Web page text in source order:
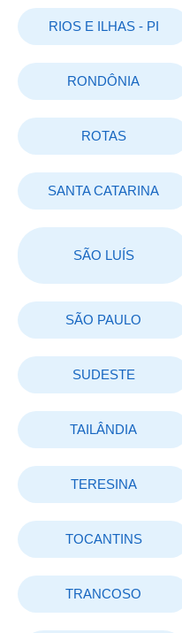
RIOS E ILHAS - PI
RONDÔNIA
ROTAS
SANTA CATARINA
SÃO LUÍS
SÃO PAULO
SUDESTE
TAILÂNDIA
TERESINA
TOCANTINS
TRANCOSO